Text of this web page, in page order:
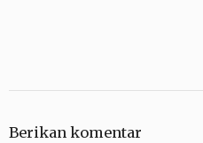
Berikan komentar